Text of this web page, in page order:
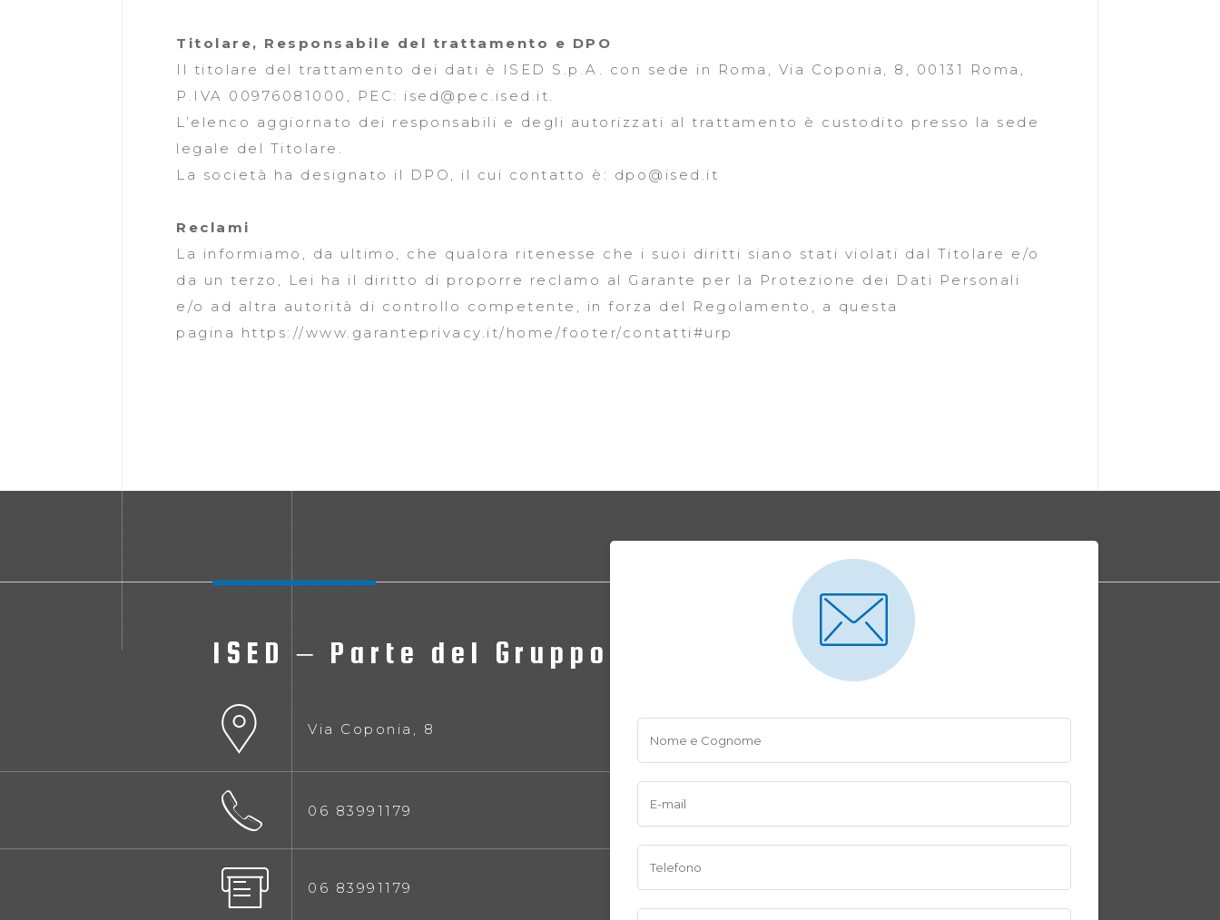
Titolare, Responsabile del trattamento e DPO
Il titolare del trattamento dei dati è ISED S.p.A. con sede in Roma, Via Coponia, 8, 00131 Roma,
P.IVA 00976081000, PEC: ised@pec.ised.it.
L’elenco aggiornato dei responsabili e degli autorizzati al trattamento è custodito presso la sede
legale del Titolare.
La società ha designato il DPO, il cui contatto è: dpo@ised.it
Reclami
La informiamo, da ultimo, che qualora ritenesse che i suoi diritti siano stati violati dal Titolare e/o
da un terzo, Lei ha il diritto di proporre reclamo al Garante per la Protezione dei Dati Personali
e/o ad altra autorità di controllo competente, in forza del Regolamento, a questa
pagina https://www.garanteprivacy.it/home/footer/contatti#urp
ISED – Parte del Gruppo Expert.ai
Via Coponia, 8
06 83991179
06 83991179